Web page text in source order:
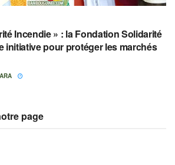
Incendie » : la Fondation Solidarité
initiative pour protéger les marchés
page